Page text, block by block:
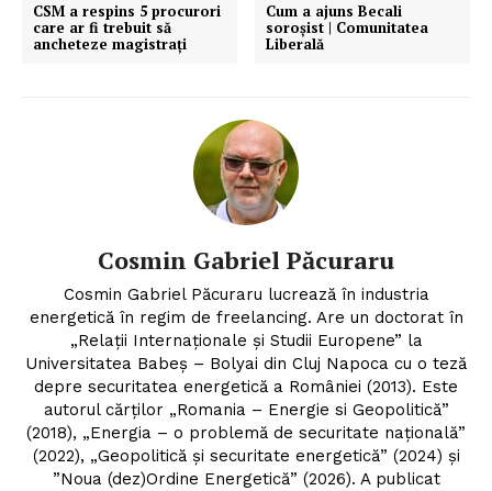
CSM a respins 5 procurori
care ar fi trebuit să
ancheteze magistrați
Cum a ajuns Becali
soroșist | Comunitatea
Liberală
Cosmin Gabriel Păcuraru
Cosmin Gabriel Păcuraru lucrează în industria
energetică în regim de freelancing. Are un doctorat în
„Relații Internaționale și Studii Europene” la
Universitatea Babeș – Bolyai din Cluj Napoca cu o teză
depre securitatea energetică a României (2013). Este
autorul cărților „Romania – Energie si Geopolitică”
(2018), „Energia – o problemă de securitate națională”
(2022), „Geopolitică și securitate energetică” (2024) și
”Noua (dez)Ordine Energetică” (2026). A publicat